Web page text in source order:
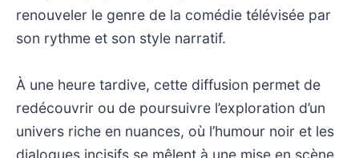
renouveler le genre de la comédie télévisée par
son rythme et son style narratif.
À une heure tardive, cette diffusion permet de
redécouvrir ou de poursuivre l’exploration d’un
univers riche en nuances, où l’humour noir et les
dialogues incisifs se mêlent à une mise en scène